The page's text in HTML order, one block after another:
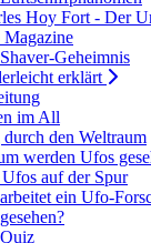
Hoy Fort - Der
Magazine
Geheimnis
erklärt
im All
den Weltraum
werden Ufos
auf der Spur
ein Ufo-